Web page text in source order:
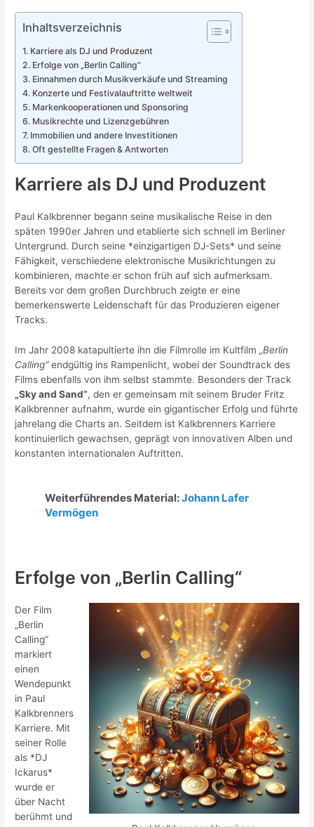
Inhaltsverzeichnis
Karriere als DJ und Produzent
Erfolge von „Berlin Calling“
Einnahmen durch Musikverkäufe und Streaming
Konzerte und Festivalauftritte weltweit
Markenkooperationen und Sponsoring
Musikrechte und Lizenzgebühren
Immobilien und andere Investitionen
Oft gestellte Fragen & Antworten
Karriere als DJ und Produzent
Paul Kalkbrenner begann seine musikalische Reise in den
späten 1990er Jahren und etablierte sich schnell im Berliner
Untergrund. Durch seine *einzigartigen DJ-Sets* und seine
Fähigkeit, verschiedene elektronische Musikrichtungen zu
kombinieren, machte er schon früh auf sich aufmerksam.
Bereits vor dem großen Durchbruch zeigte er eine
bemerkenswerte Leidenschaft für das Produzieren eigener
Tracks.
Im Jahr 2008 katapultierte ihn die Filmrolle im Kultfilm „Berlin
Calling“endgültig ins Rampenlicht, wobei der Soundtrack des
Films ebenfalls von ihm selbst stammte. Besonders der Track
„Sky and Sand“, den er gemeinsam mit seinem Bruder Fritz
Kalkbrenner aufnahm, wurde ein gigantischer Erfolg und führte
jahrelang die Charts an. Seitdem ist Kalkbrenners Karriere
kontinuierlich gewachsen, geprägt von innovativen Alben und
konstanten internationalen Auftritten.
Weiterführendes Material:Johann Lafer
Vermögen
Erfolge von „Berlin Calling“
Der Film
„Berlin
Calling“
markiert
einen
Wendepunkt
in Paul
Kalkbrenners
Karriere. Mit
seiner Rolle
als *DJ
Ickarus*
wurde er
über Nacht
berühmt und